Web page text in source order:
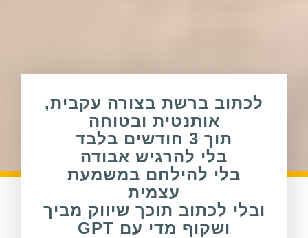
לכתוב ברשת בצורה עקבית,
אותנטית ובטוחה
תוך 3 חודשים בלבד
בלי להרגיש אבודה
בלי להילחם במשמעת
עצמית
ובלי לכתוב תוכך שיווק מביך
ושקוף מדי עם GPT